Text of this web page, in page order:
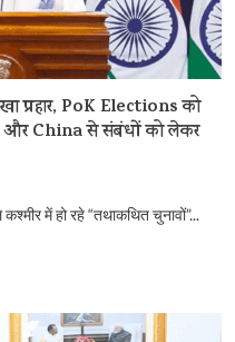
प्रहार, PoK Elections को
China से संबंधों को लेकर
में हो रहे “तथाकथित चुनावों”...